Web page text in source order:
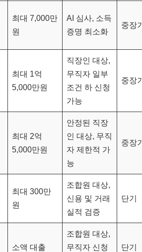
최대 7,000만
원
AI 심사, 소득
증명 최소화
중장기
최대 1억
5,000만원
직장인 대상,
무직자 일부
조건 하 신청
가능
중장기
최대 2억
5,000만원
안정된 직장
인 대상, 무직
자 제한적 가
능
중장기
최대 300만
원
조합원 대상,
신용 및 거래
실적 검증
단기
소액 대출
조합원 대상,
무직자 신청
단기